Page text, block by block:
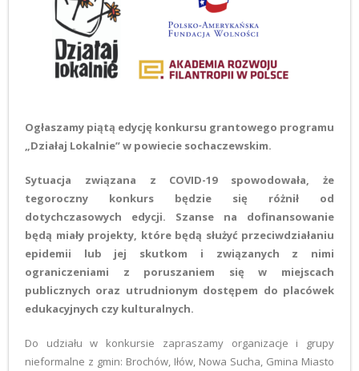
Ogłaszamy piątą edycję konkursu grantowego programu
„Działaj Lokalnie” w powiecie sochaczewskim.
Sytuacja związana z COVID-19 spowodowała, że
tegoroczny konkurs będzie się różnił od
dotychczasowych edycji. Szanse na dofinansowanie
będą miały projekty, które będą służyć przeciwdziałaniu
epidemii lub jej skutkom i związanych z nimi
ograniczeniami z poruszaniem się w miejscach
publicznych oraz utrudnionym dostępem do placówek
edukacyjnych czy kulturalnych.
Do udziału w konkursie zapraszamy organizacje i grupy
nieformalne z gmin: Brochów, Iłów, Nowa Sucha, Gmina Miasto